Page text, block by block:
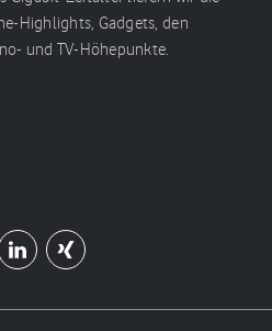
Highlights, Gadgets, den
und TV-Höhepunkte.